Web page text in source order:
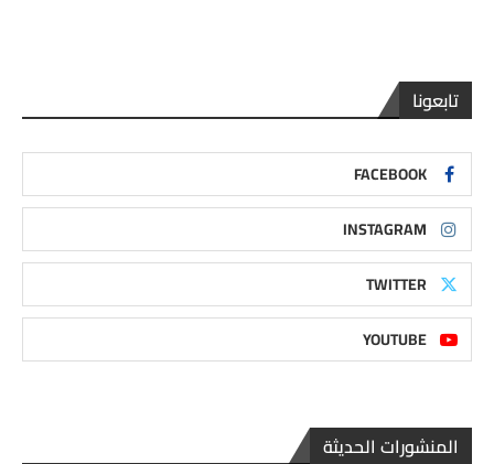
تابعونا
FACEBOOK
INSTAGRAM
TWITTER
YOUTUBE
المنشورات الحديثة